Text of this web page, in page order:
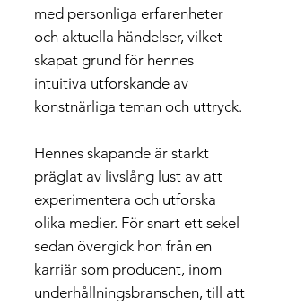
med personliga erfarenheter
och aktuella händelser, vilket
skapat grund för hennes
intuitiva utforskande av
konstnärliga teman och uttryck.
Hennes skapande är starkt
präglat av livslång lust av att
experimentera och utforska
olika medier. För snart ett sekel
sedan övergick hon från en
karriär som producent, inom
underhållningsbranschen, till att